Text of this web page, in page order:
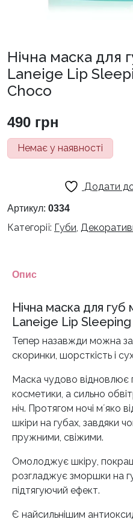
Нічна маска для
Laneige Lip
Choco
490 грн
Немає у наявності
Додати
Артикул: 0334
Категорії: Губи
Опис
Нічна маска для губ
Laneige Lip
Тепер назавжди можна
скоринки, шорсткість і
Маска чудово відновлює
косметики, а сильно
ніч. Протягом ночі мʼяко
шкіри на губах, завдяки
пружними, свіжими.
Омолоджує шкіру,
розгладжує зморшки на
підтягуючий ефект.
Є найсильнішим